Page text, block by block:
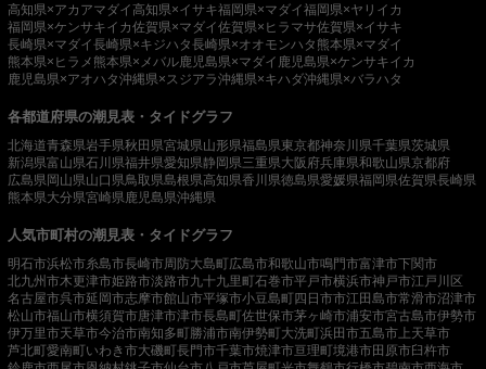
高知県×アカアマダイ高知県×イサキ福岡県×マダイ福岡県×ヤリイカ
福岡県×ケンサキイカ佐賀県×マダイ佐賀県×ヒラマサ佐賀県×イサキ
長崎県×マダイ長崎県×キジハタ長崎県×オオモンハタ 熊本県×マダイ
熊本県×ヒラメ 熊本県×メバル鹿児島県×マダイ 鹿児島県×ケンサキイカ
鹿児島県×アオハタ沖縄県×スジアラ沖縄県×キハダ沖縄県×バラハタ
各都道府県の潮見表・タイドグラフ
北海道青森県岩手県秋田県宮城県山形県福島県東京都神奈川県千葉県茨城県
新潟県富山県石川県福井県愛知県静岡県三重県大阪府兵庫県和歌山県京都府
広島県岡山県山口県鳥取県島根県高知県香川県徳島県愛媛県福岡県佐賀県長崎県
熊本県大分県宮崎県鹿児島県沖縄県
人気市町村の潮見表・タイドグラフ
明石市浜松市糸島市長崎市周防大島町広島市和歌山市鳴門市富津市下関市
北九州市木更津市姫路市淡路市九十九里町石巻市平戸市横浜市神戸市江戸川区
名古屋市呉市延岡市志摩市館山市平塚市小豆島町四日市市江田島市常滑市沼津市
松山市福山市横須賀市唐津市津市長島町佐世保市茅ヶ崎市浦安市宮古島市伊勢市
伊万里市天草市今治市南知多町勝浦市南伊勢町大洗町浜田市五島市 上天草市
芦北町愛南町いわき市大磯町長門市千葉市焼津市亘理町境港市田原市臼杵市